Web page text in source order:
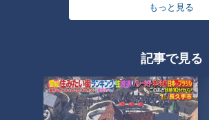
もっと見る
記事で見る
この記事を見たあなたへのおすすめ